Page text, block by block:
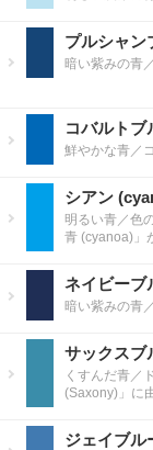
プルシャ
暗い紫みの青
コバルト
鮮やかな青／
シアン
明るい青／色
青 (cyanoa)」
ネイビーブ
暗い紫みの青
サックスブ
くすんだ青／
(Saxony)」に
ジェイブル